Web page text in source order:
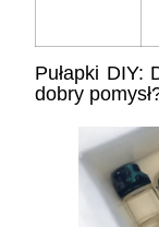
Pułapki DIY:
dobry